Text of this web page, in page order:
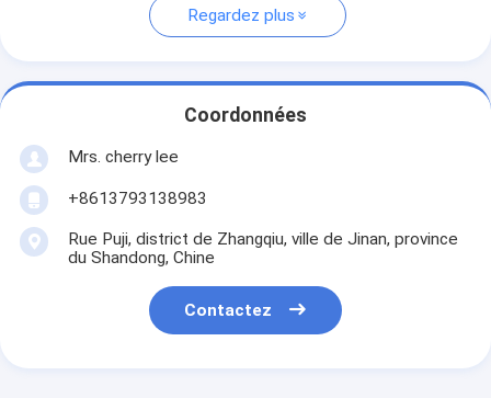
Regardez plus
Coordonnées
Mrs. cherry lee
+8613793138983
Rue Puji, district de Zhangqiu, ville de Jinan, province
du Shandong, Chine
Contactez